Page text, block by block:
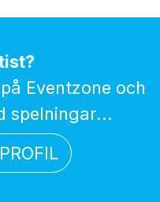
Eventzone och
spelningar...